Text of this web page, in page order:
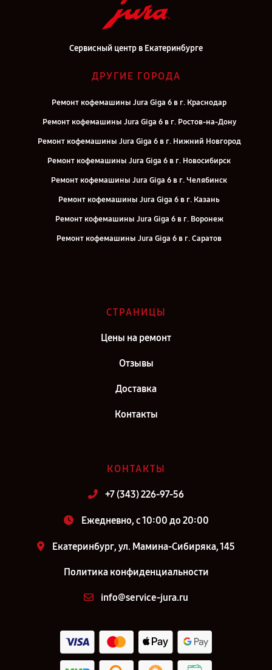
Сервисный центр в Екатеринбурге
ДРУГИЕ ГОРОДА
Ремонт кофемашины Jura Giga 6 в г. Краснодар
Ремонт кофемашины Jura Giga 6 в г. Ростов-на-Дону
Ремонт кофемашины Jura Giga 6 в г. Нижний Новгород
Ремонт кофемашины Jura Giga 6 в г. Новосибирск
Ремонт кофемашины Jura Giga 6 в г. Челябинск
Ремонт кофемашины Jura Giga 6 в г. Казань
Ремонт кофемашины Jura Giga 6 в г. Воронеж
Ремонт кофемашины Jura Giga 6 в г. Саратов
Ремонт кофемашины Jura Giga 6 в г. Санкт-Петербург
СТРАНИЦЫ
Цены на ремонт
Отзывы
Доставка
Контакты
КОНТАКТЫ
+7 (343) 226-97-56
Ежедневно, с 10:00 до 20:00
Екатеринбург, ул. Мамина-Сибиряка, 145
Политика конфиденциальности
info@service-jura.ru